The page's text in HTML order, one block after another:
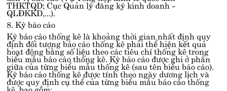
THKTQD; Cục Quản lý đăng ký kinh doanh -
QLĐKKD,...).
8. Kỳ báo cáo
Kỳ báo cáo thống kê là khoảng thời gian nhất định quy
định đối tượng báo cáo thống kê phải thể hiện kết quả
hoạt động bằng số liệu theo các tiêu chí thống kê trong
biểu mẫu báo cáo thống kê. Kỳ báo cáo được ghi ở phần
giữa của từng biểu mẫu thống kê (sau tên biểu báo cáo).
Kỳ báo cáo thống kê được tính theo ngày dương lịch và
được quy định cụ thể của từng biểu mẫu báo cáo thống
kê, bao gồm: